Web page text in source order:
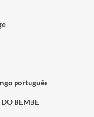
português
BEMBE